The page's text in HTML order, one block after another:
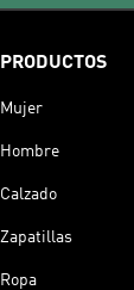
PRODUCTOS
Mujer
Hombre
Calzado
Zapatillas
Ropa